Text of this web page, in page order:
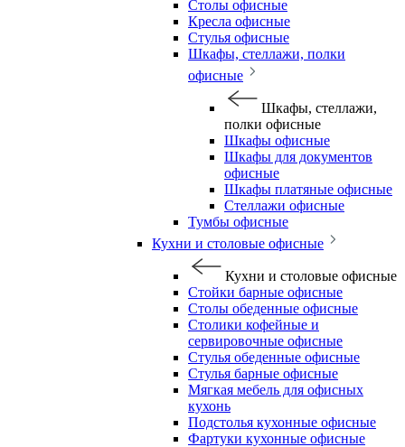
Столы офисные
Кресла офисные
Стулья офисные
Шкафы, стеллажи, полки
офисные
Шкафы, стеллажи,
полки офисные
Шкафы офисные
Шкафы для документов
офисные
Шкафы платяные офисные
Стеллажи офисные
Тумбы офисные
Кухни и столовые офисные
Кухни и столовые офисные
Стойки барные офисные
Столы обеденные офисные
Столики кофейные и
сервировочные офисные
Стулья обеденные офисные
Стулья барные офисные
Мягкая мебель для офисных
кухонь
Подстолья кухонные офисные
Фартуки кухонные офисные